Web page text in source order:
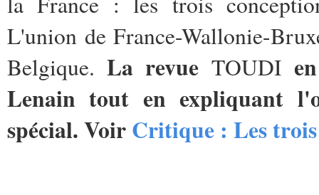
L'union de France-Wallonie-
Belgique.La revue TOUDI
Lenain tout en expliquant
spécial. VoirCritique : Les